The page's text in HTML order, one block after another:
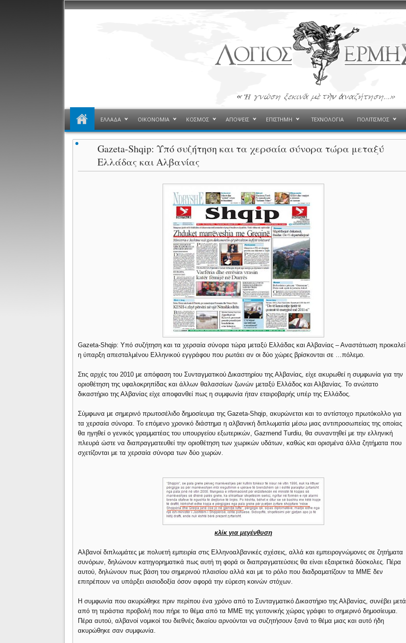
ΕΛΛΑΔΑ ΟΙΚΟΝΟΜΙΑ ΚΟΣΜΟΣ ΑΠΟΨΕΙΣ ΕΠΙΣΤΗΜΗ ΤΕΧΝΟΛΟΓΙΑ ΠΟΛΙΤΙΣΜΟΣ
Gazeta-Shqip: Υπό συζήτηση και τα χερσαία σύνορα τώρα μεταξύ
Ελλάδας και Αλβανίας
Gazeta-Shqip: Υπό συζήτηση και τα χερσαία σύνορα τώρα μεταξύ Ελλάδας και Αλβανίας – Αναστάτωση προκαλεί
η ύπαρξη απεσταλμένου Ελληνικού εγγράφου που ρωτάει αν οι δύο χώρες βρίσκονται σε …πόλεμο.
Στις αρχές του 2010 με απόφαση του Συνταγματικού Δικαστηρίου της Αλβανίας, είχε ακυρωθεί η συμφωνία για την
οριοθέτηση της υφαλοκρηπίδας και άλλων θαλασσίων ζωνών μεταξύ Ελλάδος και Αλβανίας. Το ανώτατο
δικαστήριο της Αλβανίας είχε αποφανθεί πως η συμφωνία ήταν εταιροβαρής υπέρ της Ελλάδος.
Σύμφωνα με σημερινό πρωτοσέλιδο δημοσίευμα της Gazeta-Shqip, ακυρώνεται και το αντίστοιχο πρωτόκολλο για
τα χερσαία σύνορα. Το επόμενο χρονικό διάστημα η αλβανική διπλωματία μέσω μιας αντιπροσωπείας της οποίας
θα ηγηθεί ο γενικός γραμματέας του υπουργείου εξωτερικών, Gazmend Turdiu, θα συναντηθεί με την ελληνική
πλευρά ώστε να διαπραγματευθεί την οριοθέτηση των χωρικών υδάτων, καθώς και ορισμένα άλλα ζητήματα που
σχετίζονται με τα χερσαία σύνορα των δύο χωρών.
κλίκ για μεγένθυση
Αλβανοί διπλωμάτες με πολυετή εμπειρία στις Ελληνοαλβανικές σχέσεις, αλλά και εμπειρογνώμονες σε ζητήματα
συνόρων, δηλώνουν κατηγορηματικά πως αυτή τη φορά οι διαπραγματεύσεις θα είναι εξαιρετικά δύσκολες. Πέρα
αυτού, δηλώνουν πως βάση του σημερινού πλαισίου αλλά και με το ρόλο που διαδραματίζουν τα ΜΜΕ δεν
επιτρέπουν να υπάρξει αισιοδοξία όσον αφορά την εύρεση κοινών στόχων.
Η συμφωνία που ακυρώθηκε πριν περίπου ένα χρόνο από το Συνταγματικό Δικαστήριο της Αλβανίας, συνέβει μετά
από τη τεράστια προβολή που πήρε το θέμα από τα ΜΜΕ της γειτονικής χώρας γράφει το σημερινό δημοσίευμα.
Πέρα αυτού, αλβανοί νομικοί του διεθνές δικαίου αρνούνται να συζητήσουν ξανά το θέμα μιας και αυτό ήδη
ακυρώθηκε σαν συμφωνία.